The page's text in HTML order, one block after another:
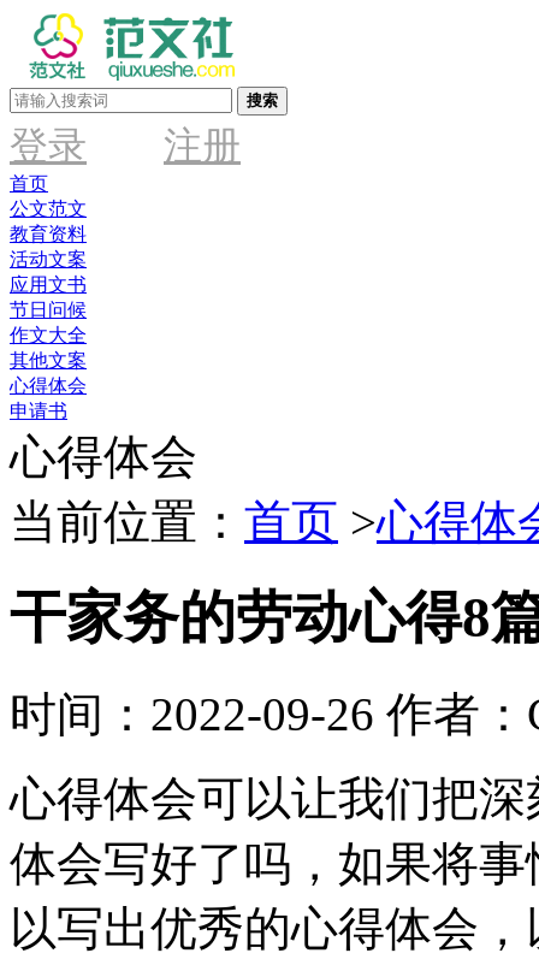
搜索
登录 注册
首页
公文范文
教育资料
活动文案
应用文书
节日问候
作文大全
其他文案
心得体会
申请书
心得体会
当前位置： 首页 >心得体
干家务的劳动心得8
时间：2022-09-26 作者：
心得体会可以让我们把
体会写好了吗，如果将
以写出优秀的心得体会